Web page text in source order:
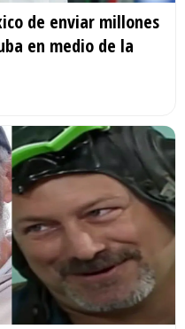
de enviar millones
en medio de la